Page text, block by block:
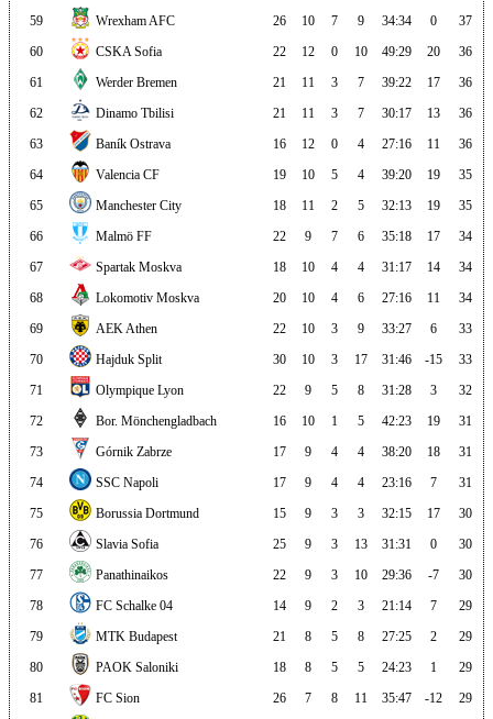
59
Wrexham AFC 26 10 7 9 34:34 0
37
60
CSKA Sofia 22 12 0 10 49:29 20
36
61
Werder Bremen 21 11 3 7 39:22 17
36
62
Dinamo Tbilisi 21 11 3 7 30:17 13
36
63
Baník Ostrava 16 12 0 4 27:16 11
36
64
Valencia CF 19 10 5 4 39:20 19
35
65
Manchester City 18 11 2 5 32:13 19
35
66
Malmö FF 22 9 7 6 35:18 17
34
67
Spartak Moskva 18 10 4 4 31:17 14
34
68
Lokomotiv Moskva 20 10 4 6 27:16 11
34
69
AEK Athen 22 10 3 9 33:27 6
33
70
Hajduk Split 30 10 3 17 31:46 -15
33
71
Olympique Lyon 22 9 5 8 31:28 3
32
72
Bor. Mönchengladbach 16 10 1 5 42:23 19
31
73
Górnik Zabrze 17 9 4 4 38:20 18
31
74
SSC Napoli 17 9 4 4 23:16 7
31
75
Borussia Dortmund 15 9 3 3 32:15 17
30
76
Slavia Sofia 25 9 3 13 31:31 0
30
77
Panathinaikos 22 9 3 10 29:36 -7
30
78
FC Schalke 04 14 9 2 3 21:14 7
29
79
MTK Budapest 21 8 5 8 27:25 2
29
80
PAOK Saloniki 18 8 5 5 24:23 1
29
81
FC Sion 26 7 8 11 35:47 -12
29